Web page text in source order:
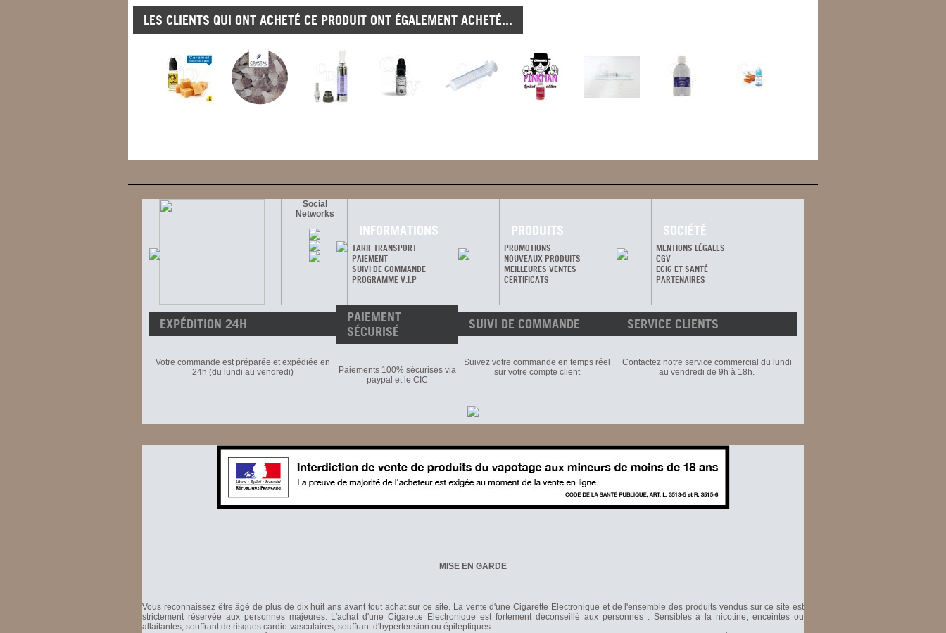
LES CLIENTS QUI ONT ACHETÉ CE PRODUIT ONT ÉGALEMENT ACHETÉ...
Social
Networks
INFORMATIONS
TARIF TRANSPORT
PAIEMENT
SUIVI DE COMMANDE
PROGRAMME V.I.P
PRODUITS
PROMOTIONS
NOUVEAUX PRODUITS
MEILLEURES VENTES
CERTIFICATS
SOCIÉTÉ
MENTIONS LÉGALES
CGV
ECIG ET SANTÉ
PARTENAIRES
EXPÉDITION 24H
Votre commande est préparée et expédiée en
24h (du lundi au vendredi)
PAIEMENT
SÉCURISÉ
Paiements 100% sécurisés via
paypal et le CIC
SUIVI DE COMMANDE
Suivez votre commande en temps réel
sur votre compte client
SERVICE CLIENTS
Contactez notre service commercial du lundi
au vendredi de 9h à 18h.
MISE EN GARDE
Vous reconnaissez être âgé de plus de dix huit ans avant tout achat sur ce site. La vente d'une Cigarette Electronique et de l'ensemble des produits vendus sur ce site est
strictement réservée aux personnes majeures. L'achat d'une Cigarette Electronique est fortement déconseillé aux personnes : Sensibles à la nicotine, enceintes ou
allaitantes, souffrant de risques cardio-vasculaires, souffrant d'hypertension ou épileptiques.